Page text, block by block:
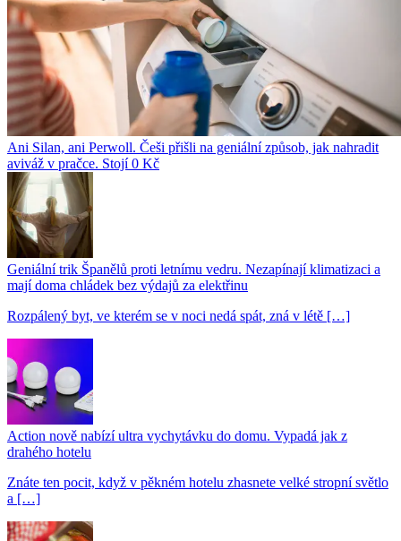
Ani Silan, ani Perwoll. Češi přišli na geniální způsob, jak nahradit
aviváž v pračce. Stojí 0 Kč
Geniální trik Španělů proti letnímu vedru. Nezapínají klimatizaci a
mají doma chládek bez výdajů za elektřinu
Rozpálený byt, ve kterém se v noci nedá spát, zná v létě […]
Action nově nabízí ultra vychytávku do domu. Vypadá jak z
drahého hotelu
Znáte ten pocit, když v pěkném hotelu zhasnete velké stropní světlo
a […]